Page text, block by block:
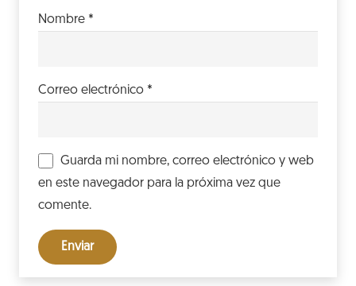
Nombre *
Correo electrónico *
Guarda mi nombre, correo electrónico y web
en este navegador para la próxima vez que
comente.